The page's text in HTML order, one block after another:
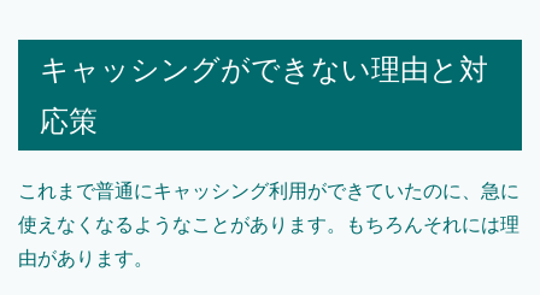
キャッシングができない理由と対
応策
これまで普通にキャッシング利用ができていたのに、急に
使えなくなるようなことがあります。もちろんそれには理
由があります。